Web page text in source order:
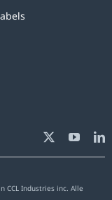
CCL Industries inc. Alle